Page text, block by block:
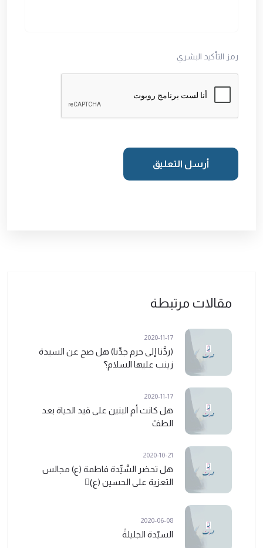
رمز التأكيد البشري
أرسل التعليق
مقالات مرتبطة
2020-11-17
(ردَّنا إلى حرم جدِّنا) هل صح عن السيدة
زينب عليها السلام؟ً
2020-11-17
هل كانت أم البنين على قيد الحياة بعد
الطفً
2020-10-21
هل تحضر السَّيِّدة فاطمة (ع) مجالس
التعزية على الحسين (ع)ً
2020-06-08
السيّدة الجليلةً